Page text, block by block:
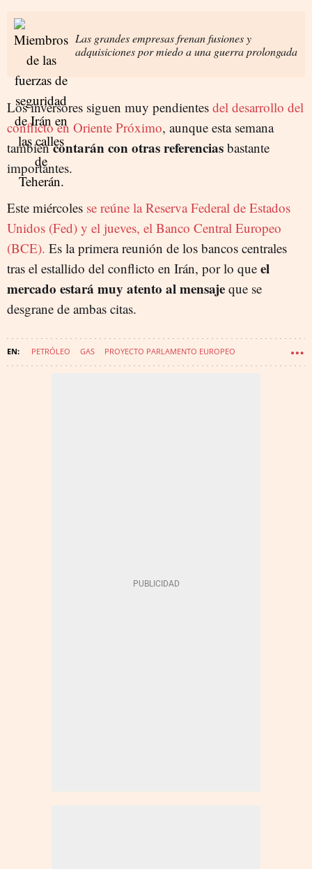
Las grandes empresas frenan fusiones y
adquisiciones por miedo a una guerra prolongada
Los inversores siguen muy pendientes del desarrollo del
conflicto en Oriente Próximo, aunque esta semana
tambiéncontarán con otras referencias bastante
importantes.
Este miércoles se reúne la Reserva Federal de Estados
Unidos (Fed) y el jueves, el Banco Central Europeo
(BCE). Es la primera reunión de los bancos centrales
tras el estallido del conflicto en Irán, por lo que el
mercado estará muy atento al mensaje que se
desgrane de ambas citas.
PETRÓLEO GAS PROYECTO PARLAMENTO EUROPEO